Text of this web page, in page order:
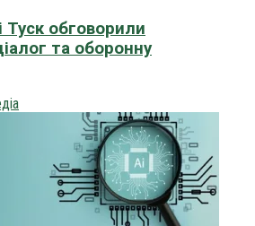
Туск обговорили
та оборонну